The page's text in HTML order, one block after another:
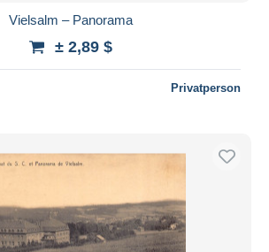
Vielsalm – Panorama
± 2,89 $
Privatperson